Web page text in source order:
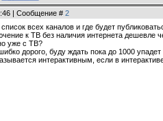
| Сообщение # 2
всех каналов и где будет
к ТВ без наличия интернета дешевле
уже с ТВ?
дорого, буду ждать пока до 1000 упадет
интерактивным, если в